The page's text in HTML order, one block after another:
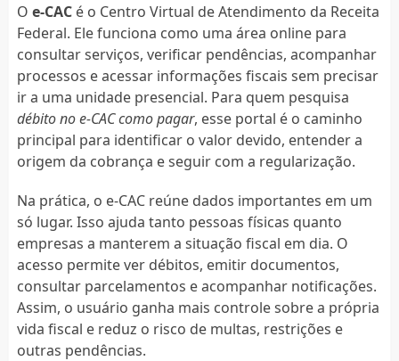
O e-CACé o Centro Virtual de Atendimento da Receita
Federal. Ele funciona como uma área online para
consultar serviços, verificar pendências, acompanhar
processos e acessar informações fiscais sem precisar
ir a uma unidade presencial. Para quem pesquisa
débito no e-CAC como pagar, esse portal é o caminho
principal para identificar o valor devido, entender a
origem da cobrança e seguir com a regularização.
Na prática, o e-CAC reúne dados importantes em um
só lugar. Isso ajuda tanto pessoas físicas quanto
empresas a manterem a situação fiscal em dia. O
acesso permite ver débitos, emitir documentos,
consultar parcelamentos e acompanhar notificações.
Assim, o usuário ganha mais controle sobre a própria
vida fiscal e reduz o risco de multas, restrições e
outras pendências.